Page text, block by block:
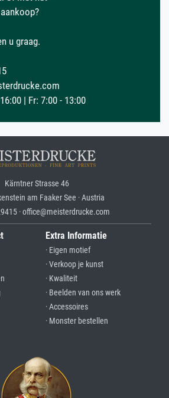
u graag.
| Fr: 7:00 - 13:00
Kärntner Strasse 46
am Faaker See · Austria
· office@meisterdrucke.com
Extra Informatie
· Eigen motief
· Verkoop je kunst
· Kwaliteit
· Beelden van ons werk
· Accessoires
· Monster bestellen